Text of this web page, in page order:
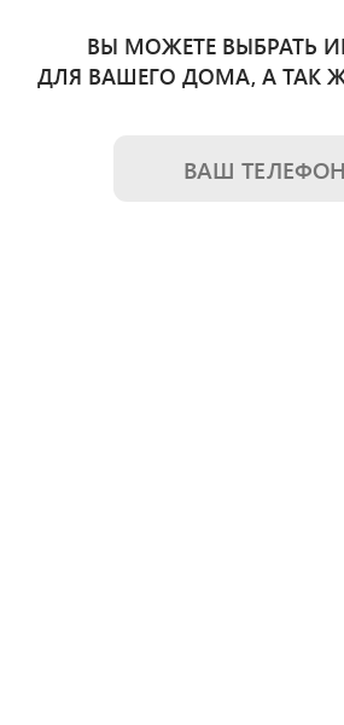
ВЫ МОЖЕТЕ ВЫБРАТЬ
ДЛЯ ВАШЕГО ДОМА, А ТАК